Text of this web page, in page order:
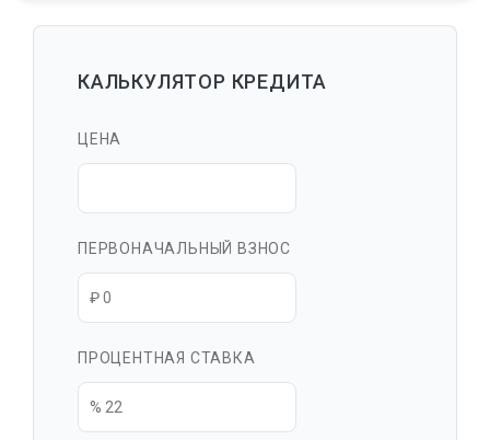
КАЛЬКУЛЯТОР КРЕДИТА
ЦЕНА
ПЕРВОНАЧАЛЬНЫЙ ВЗНОС
ПРОЦЕНТНАЯ СТАВКА